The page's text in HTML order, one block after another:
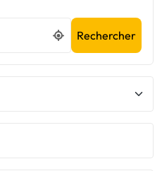
Rechercher